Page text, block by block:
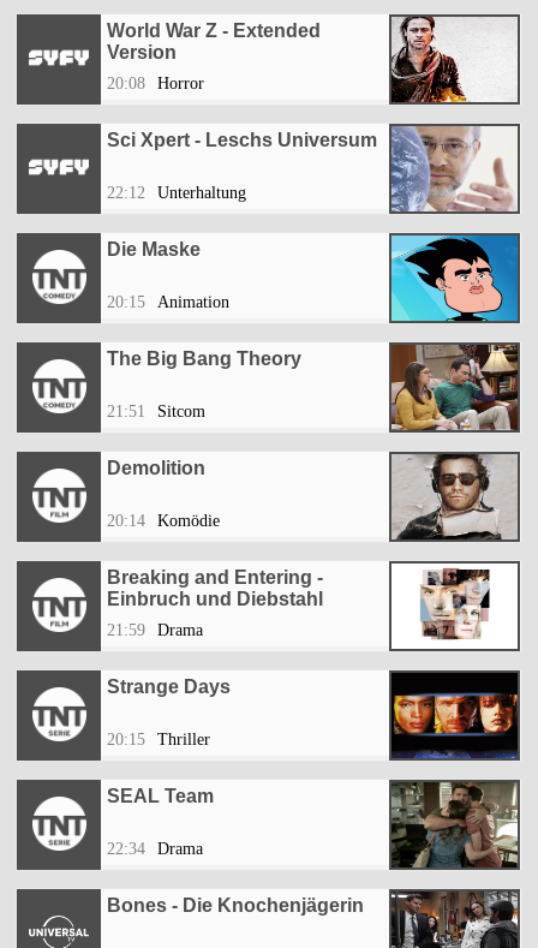
World War Z - Extended
Version
20:08 Horror
Sci Xpert - Leschs Universum
22:12 Unterhaltung
Die Maske
20:15 Animation
The Big Bang Theory
21:51 Sitcom
Demolition
20:14 Komödie
Breaking and Entering -
Einbruch und Diebstahl
21:59 Drama
Strange Days
20:15 Thriller
SEAL Team
22:34 Drama
Bones - Die Knochenjägerin